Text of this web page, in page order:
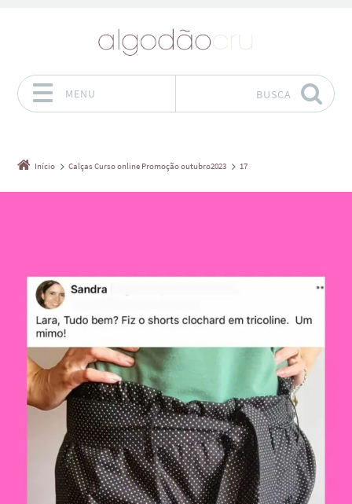
MENU BUSCA
Início Calças Curso online Promoção outubro2023 17